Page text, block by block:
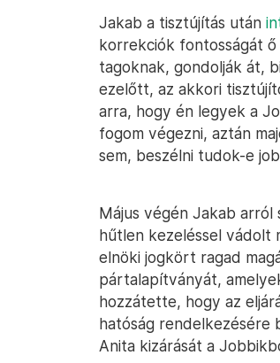
Jakab a tisztújítás után
korrekciók fontosságát
tagoknak, gondolják át,
ezelőtt, az akkori
arra, hogy én legyek a
fogom végezni, aztán
sem, beszélni tudok-e
Május végén Jakab arról
hűtlen kezeléssel vádolt
elnöki jogkört ragad
pártalapítványát,
hozzátette, hogy az
hatóság rendelkezésére
Anita kizárását a